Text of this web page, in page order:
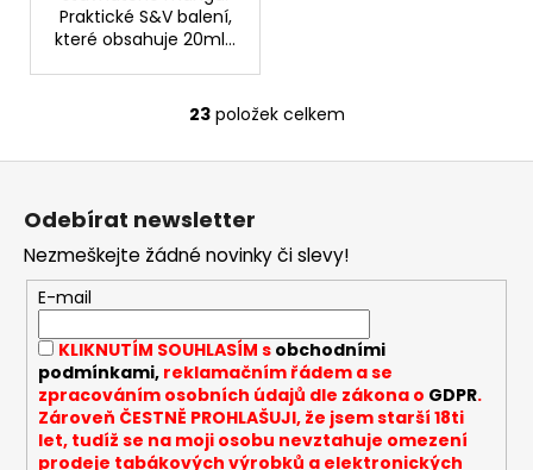
Praktické S&V balení,
které obsahuje 20ml...
O
v
a
c
í
p
r
v
k
y
23položek celkem
Odebírat newsletter
Nezmeškejte žádné novinky či slevy!
E-mail
KLIKNUTÍM SOUHLASÍM s obchodními
podmínkami,reklamačním řádem a se
zpracováním osobních údajů dle zákona o GDPR.
Zároveň ČESTNĚ PROHLAŠUJI, že jsem starší 18ti
let, tudíž se na moji osobu nevztahuje omezení
prodeje tabákových výrobků a elektronických